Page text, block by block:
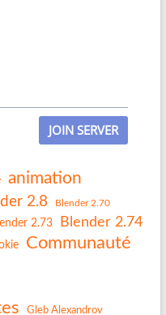
JOIN SERVER
animation
2.8 Blender 2.70
2.73 Blender 2.74
Communauté
Gleb Alexandrov